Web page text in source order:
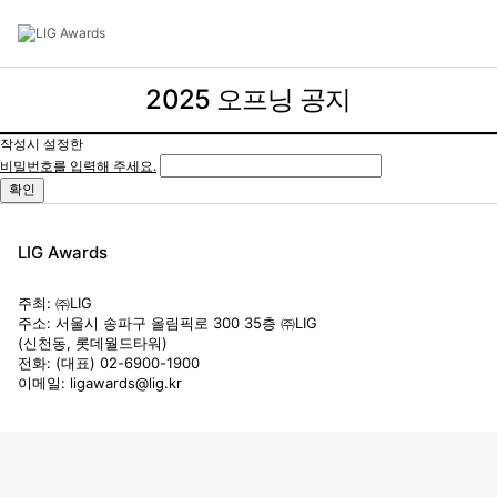
2025 오프닝 공지
작성시 설정한
비밀번호를 입력해 주세요.
확인
LIG Awards
주최: ㈜LIG
주소: 서울시 송파구 올림픽로 300 35층 ㈜LIG
(신천동, 롯데월드타워)
전화: (대표) 02-6900-1900
이메일: ligawards@lig.kr
LIG Awards 소개
2025 LIG Awards
LIG 가치체계
신청방법
신청하기